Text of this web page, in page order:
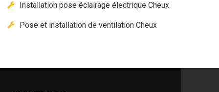
Installation pose éclairage électrique Cheux
Pose et installation de ventilation Cheux